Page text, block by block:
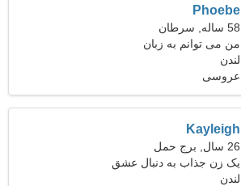
Phoebe
58 ساله, سرطان
من می توانم به زبان
پرتغالی، انگلیسی ارتباط
برقرار کنم
لندن
عروسی
Kayleigh
26 سال, برج حمل
یک زن جذاب به دنبال عشق
واقعی است
لندن